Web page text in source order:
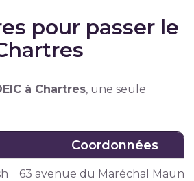
pour passer le
à Chartres, une seule
Coordonnées
63 avenue du Maréchal